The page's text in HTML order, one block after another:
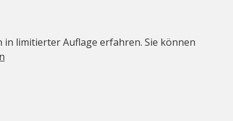
limitierter Auflage erfahren. Sie können